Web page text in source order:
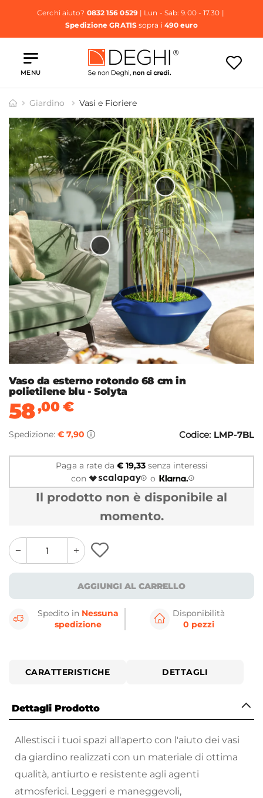
Cerchi aiuto? 0832 156 0529| Lun - Sab: 9.00 - 17.30 |
Spedizione GRATISsopra i 490 euro
MENU
Giardino Vasi e Fioriere
Vaso da esterno rotondo 68 cm in
polietilene blu - Solyta
58,00€
Spedizione: € 7,90 Codice: LMP-7BL
Paga a rate da € 19,33senza interessi
con
o
Il prodotto non è disponibile al
momento.
quantity
button
quantity
minus
button
AGGIUNGI AL CARRELLO
Spedito in Nessuna
spedizione
Disponibilità
0 pezzi
CARATTERISTICHE DETTAGLI
Dettagli Prodotto
Allestisci i tuoi spazi all'aperto con l'aiuto dei vasi
da giardino realizzati con un materiale di ottima
qualità, antiurto e resistente agli agenti
atmosferici. Leggeri e maneggevoli,